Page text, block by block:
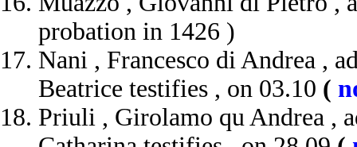
probation in 1426 )
Nani , Francesco di Andrea ,
Beatrice testifies , on 03.10 (
Priuli , Girolamo qu Andrea ,